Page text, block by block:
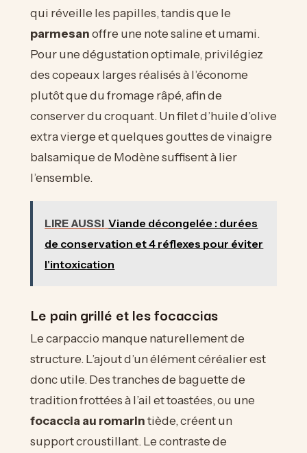
qui réveille les papilles, tandis que le
parmesanoffre une note saline et umami.
Pour une dégustation optimale, privilégiez
des copeaux larges réalisés à l’économe
plutôt que du fromage râpé, afin de
conserver du croquant. Un filet d’huile d’olive
extra vierge et quelques gouttes de vinaigre
balsamique de Modène suffisent à lier
l’ensemble.
LIRE AUSSI Viande décongelée : durées
de conservation et 4 réflexes pour éviter
l'intoxication
Le pain grillé et les focaccias
Le carpaccio manque naturellement de
structure. L’ajout d’un élément céréalier est
donc utile. Des tranches de baguette de
tradition frottées à l’ail et toastées, ou une
focaccia au romarintiède, créent un
support croustillant. Le contraste de